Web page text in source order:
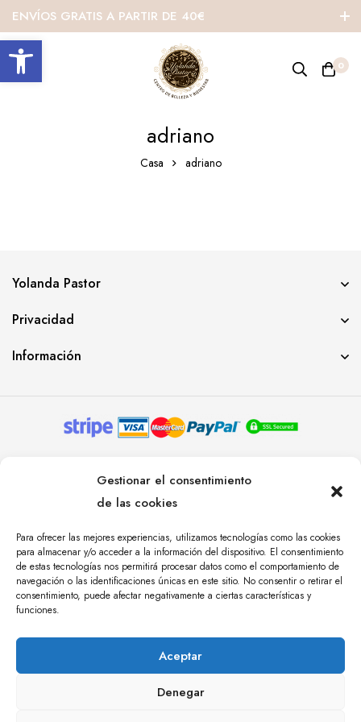
Abrir barra de herramientas
Gestionar el consentimiento
de las cookies
Para ofrecer las mejores experiencias, utilizamos tecnologías como las cookies
para almacenar y/o acceder a la información del dispositivo. El consentimiento
de estas tecnologías nos permitirá procesar datos como el comportamiento de
navegación o las identificaciones únicas en este sitio. No consentir o retirar el
consentimiento, puede afectar negativamente a ciertas características y
funciones.
Aceptar
Denegar
ENVÍOS GRATIS A PARTIR DE 40€
0
adriano
Casa adriano
Yolanda Pastor
Privacidad
Información
RESERVADOS. AGENCIA DE COMUNICACIÓN
ÁNGULO TRES.